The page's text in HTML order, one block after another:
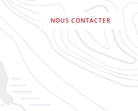
NOUS CONTACTER